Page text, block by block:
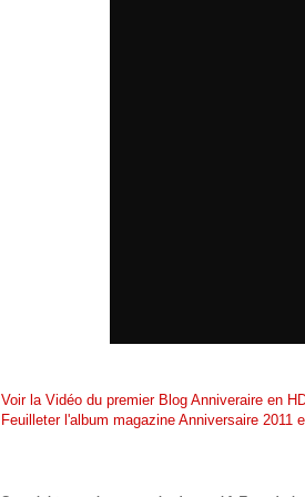
Voir la Vidéo du premier Blog Anniveraire en
Feuilleter l'album magazine Anniversaire 2011